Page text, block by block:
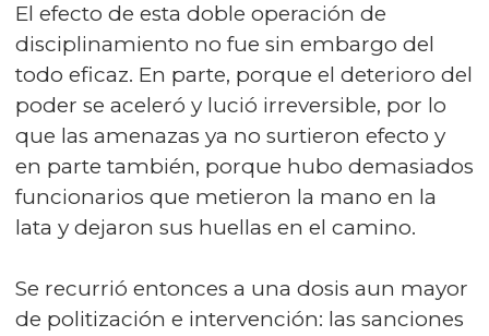
El efecto de esta doble operación de
disciplinamiento no fue sin embargo del
todo eficaz. En parte, porque el deterioro del
poder se aceleró y lució irreversible, por lo
que las amenazas ya no surtieron efecto y
en parte también, porque hubo demasiados
funcionarios que metieron la mano en la
lata y dejaron sus huellas en el camino.
Se recurrió entonces a una dosis aun mayor
de politización e intervención: las sanciones